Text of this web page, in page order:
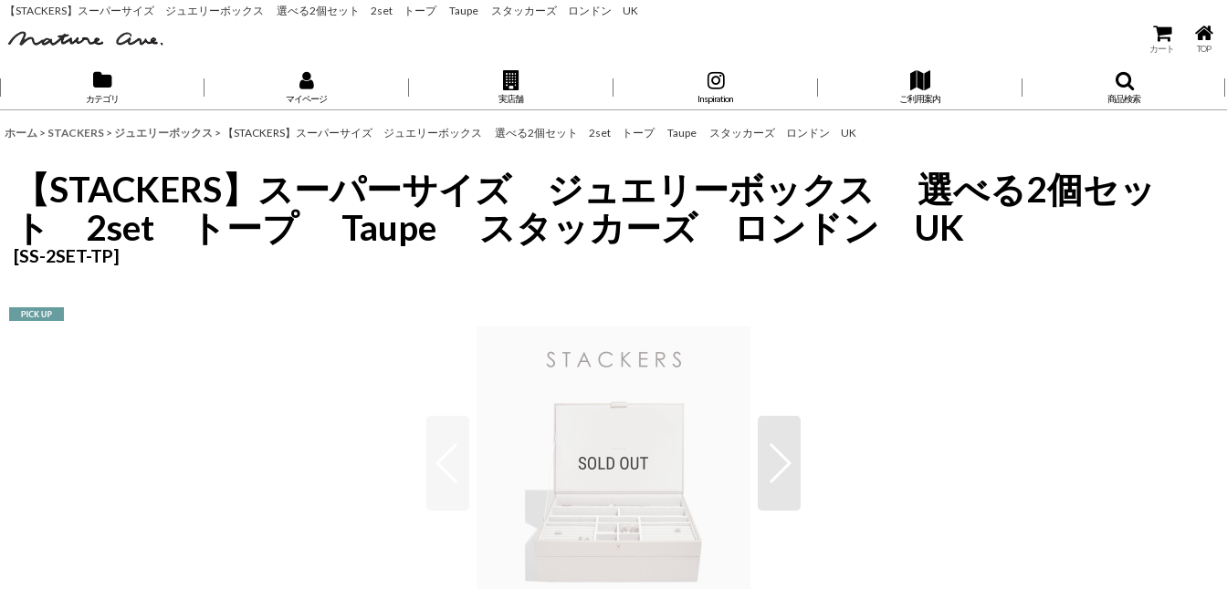
【STACKERS】スーパーサイズ ジュエリーボックス 選べる2個セット 2set トープ Taupe スタッカーズ ロンドン UK
カート TOP
カテゴリ マイページ 実店舗 Inspiration ご利用案内 商品検索
ホーム > STACKERS > ジュエリーボックス > 【STACKERS】スーパーサイズ ジュエリーボックス 選べる2個セット 2set トープ Taupe スタッカーズ ロンドン UK
【STACKERS】スーパーサイズ ジュエリーボックス 選べる2個セッ
ト 2set トープ Taupe スタッカーズ ロンドン UK
[SS-2SET-TP]